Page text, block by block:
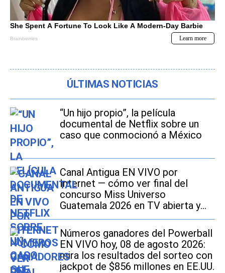
ÚLTIMAS NOTICIAS
“Un hijo propio”, la película
documental de Netflix sobre un
caso que conmocionó a México
Canal Antigua EN VIVO por
Internet — cómo ver final del
concurso Miss Universo
Guatemala 2026 en TV abierta y
Online
Números ganadores del Powerball
EN VIVO hoy, 08 de agosto 2026:
mira los resultados del sorteo con
jackpot de $856 millones en EE.UU.